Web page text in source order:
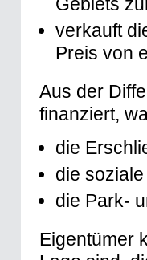
Gebiets
verkauft
Preis von
Aus der
finanziert,
die
die
die Park-
Eigentümer